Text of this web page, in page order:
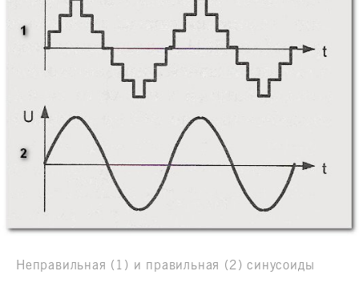
Неправильная (1) и правильная (2) синусоиды